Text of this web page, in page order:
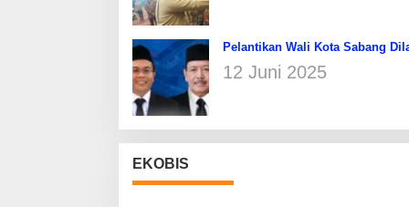
Pelantikan Wali Kota Sabang
12 Juni 2025
EKOBIS